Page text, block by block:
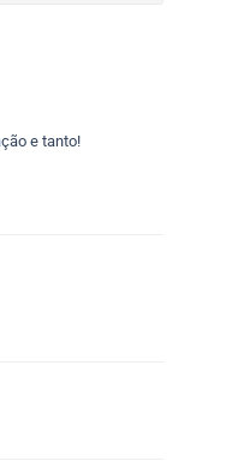
e tanto!